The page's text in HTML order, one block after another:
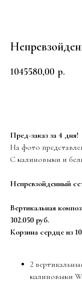
1045580,00 р.
Пред-заказ за 4 дня!
На фото
С малиновыми и
Непревзойденный
Вертикальная
302.050 руб.
Корзина сердце из
2
малиновыми